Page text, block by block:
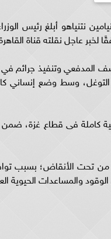
نتنياهو أبلغ رئيس
عاجل نقلته قناة القاهرة
وتنفيذ جرائم في
كاملة فى قطاع غزة، ضمن
من تحت الأنقاض؛ بسبب
والمساعدات الحيوية